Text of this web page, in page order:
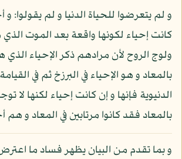
و لم يتعرضوا للحياة الدنيا و لم يقولوا: و
كانت إحياء لكونها واقعة بعد الموت
ولوج الروح لأن مرادهم ذكر الإحياء الذي
بالمعاد و هو الإحياء في البرزخ ثم في
الدنيوية فإنها و إن كانت إحياء لكنها لا
بالمعاد فقد كانوا مرتابين في المعاد و هم
و بما تقدم من البيان يظهر فساد ما